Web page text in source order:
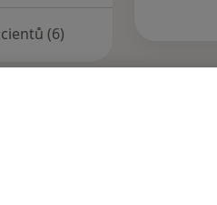
(6)
spánku